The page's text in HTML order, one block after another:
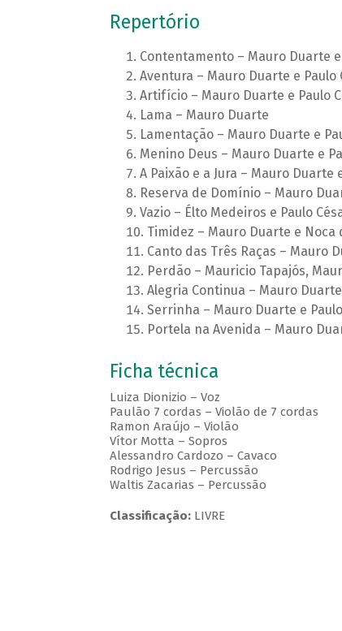
Repertório
Contentamento – Mauro Duarte
Aventura – Mauro Duarte e Paulo
Artifício – Mauro Duarte e Paulo
Lama – Mauro Duarte
Lamentação – Mauro Duarte e
Menino Deus – Mauro Duarte e
A Paixão e a Jura – Mauro Duarte
Reserva de Domínio – Mauro
Vazio – Élto Medeiros e Paulo
Timidez – Mauro Duarte e Noca
Canto das Três Raças – Mauro
Perdão – Mauricio Tapajós,
Alegria Continua – Mauro
Serrinha – Mauro Duarte e
Portela na Avenida – Mauro
Ficha técnica
Luiza Dionizio – Voz
Paulão 7 cordas – Violão de 7 cordas
Ramon Araújo – Violão
Vítor Motta – Sopros
Alessandro Cardozo – Cavaco
Rodrigo Jesus – Percussão
Waltis Zacarias – Percussão
Classificação:LIVRE